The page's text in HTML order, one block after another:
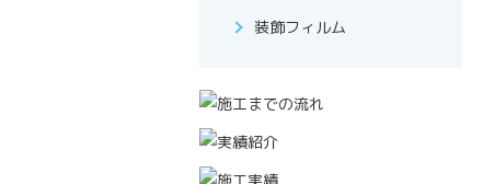
装飾フィルム